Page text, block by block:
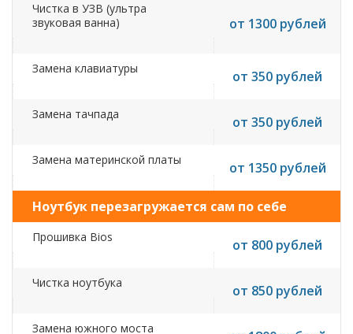
Чистка в УЗВ (ультра
звуковая ванна)
от 1300 рублей
Замена клавиатуры от 350 рублей
Замена тачпада от 350 рублей
Замена материнской платы от 1350 рублей
Ноутбук перезагружается сам по себе
Прошивка Bios от 800 рублей
Чистка ноутбука от 850 рублей
Замена южного моста